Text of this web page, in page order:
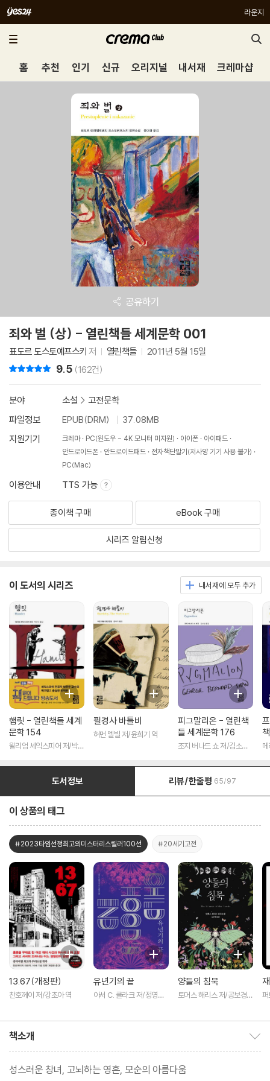
라운지
홈 추천 인기 신규 오리지널 내서재 크레마샵
공유하기
죄와 벌 (상) - 열린책들 세계문학 001
표도르 도스토예프스키 저 열린책들 2011년 5월 15일
9.5 (162건)
분야 소설 > 고전문학
파일정보
EPUB(DRM)
37.08MB
지원기기
크레마 PC(윈도우 - 4K 모니터 미지원) 아이폰
아이패드
안드로이드폰
안드로이드패드
전자책단말기(저사양 기기 사용 불가)
PC(Mac)
이용안내 TTS 가능
종이책 구매 eBook 구매
시리즈 알림신청
이 도서의 시리즈 내서재에 모두 추가
햄릿 - 열린책들 세계
문학 154
윌리엄 셰익스피어 저/박우
필경사 바틀비
허먼 멜빌 저/윤희기 역
피그말리온 - 열린책
들 세계문학 176
조지 버나드 쇼 저/김소임
도서정보 리뷰/한줄평 65/97
이 상품의 태그
#2023타임선정최고의미스터리스릴러100선 #20세기고전
13.67(개정판)
찬호께이 저/강초아 역
유년기의 끝
아서 C. 클라크 저/정영목
양들의 침묵
토머스 해리스 저/공보경
책소개
성스러운 창녀, 고뇌하는 영혼, 모순의 아름다움